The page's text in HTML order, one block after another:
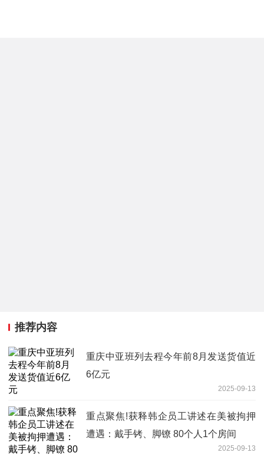
推荐内容
重庆中亚班列去程今年前8月发送货值近
6亿元
2025-09-13
重点聚焦!获释韩企员工讲述在美被拘押
遭遇：戴手铐、脚镣 80个人1个房间
2025-09-13